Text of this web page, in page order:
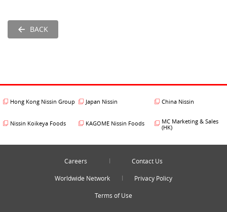
BACK
Hong Kong Nissin Group Japan Nissin China Nissin
Nissin Koikeya Foods KAGOME Nissin Foods
MC Marketing & Sales
(HK)
Careers Contact Us
Worldwide Network Privacy Policy
Terms of Use